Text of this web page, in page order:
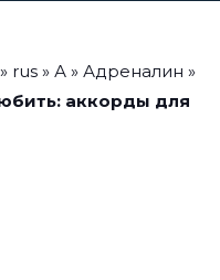
» rus » А » Адреналин »
аккорды для